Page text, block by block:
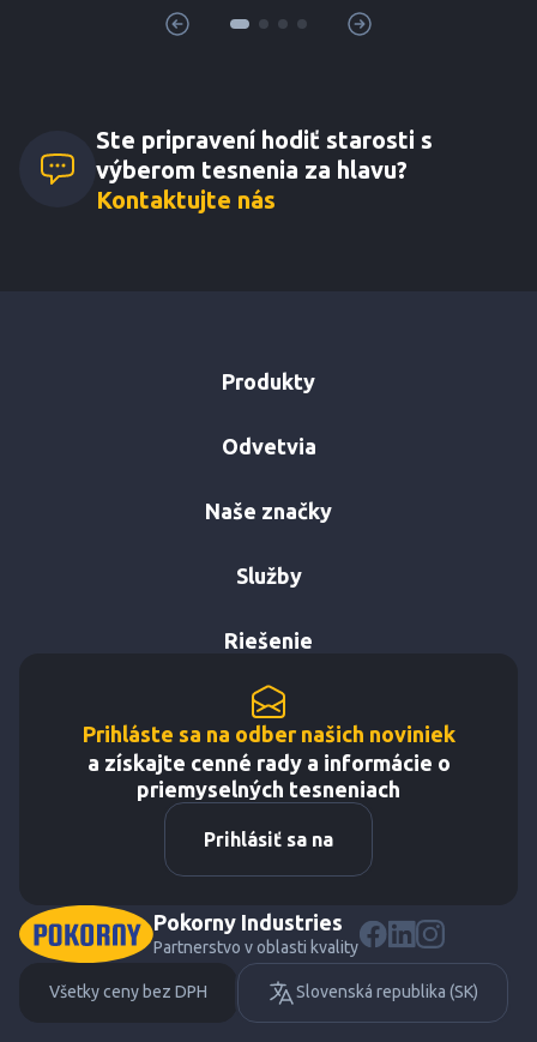
Ste pripravení hodiť starosti s
výberom tesnenia za hlavu?
Kontaktujte nás
Produkty
Odvetvia
Naše značky
Služby
Riešenie
Prihláste sa na odber našich noviniek
a získajte cenné rady a informácie o
priemyselných tesneniach
Prihlásiť sa na
Pokorny Industries
Partnerstvo v oblasti kvality
Všetky ceny bez DPH Slovenská republika (SK)